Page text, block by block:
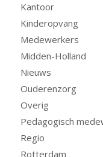
Kantoor
Kinderopvang
Medewerkers
Midden-Holland
Nieuws
Ouderenzorg
Overig
Pedagogisch
Regio
Rotterdam